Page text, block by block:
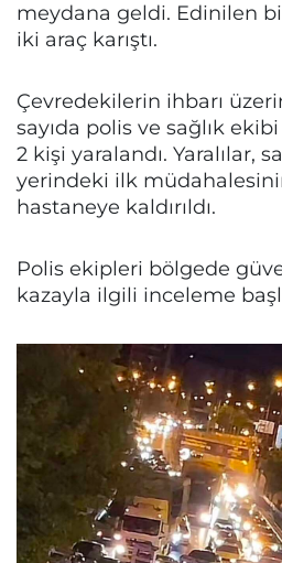
meydana geldi. Edinilen
iki araç karıştı.
Çevredekilerin ihbarı
sayıda polis ve sağlık
2 kişi yaralandı. Yaralılar,
yerindeki ilk
hastaneye kaldırıldı.
Polis ekipleri bölgede
kazayla ilgili inceleme